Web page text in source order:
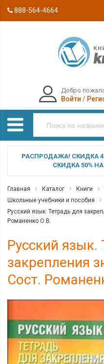
888-564-4664
Добро
Войти /
РАСПРОДАЖА! СКИДКА
СКИДКА 50%
Главная Каталог Книги
Школьные учебники и пособия
Русский язык. Тетрадь для
Романенко О.В.
Русский язык.
закрепления
Сост.